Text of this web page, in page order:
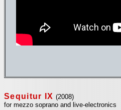
Sequitur IX (2008)
for mezzo soprano and live-electronics